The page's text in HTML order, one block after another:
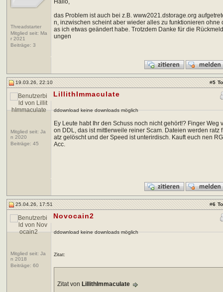
Threadstarter
Mitglied seit: Ma
r 2021
Beiträge: 3
das Problem ist auch bei z.B. www2021.dstorage.org
n, inzwischen scheint aber wieder alles zu funktionieren ohne
as ich etwas geändert habe. Trotzdem Danke für die
ungen
19.03.26, 22:10 #5
Mitglied seit: Ja
n 2020
Beiträge: 45
LillithImmaculate
ddownload keine downloads möglich
Ey Leute habt Ihr den Schuss noch nicht gehört!? Finger Weg
on DDL, das ist mittlerweile reiner Scam. Dateien werden ratz f
atz gelöscht und der Speed ist unterirdisch. Kauft euch nen RG
Acc.
25.04.26, 17:51 #6
Mitglied seit: Ja
n 2018
Beiträge: 60
Novocain2
ddownload keine downloads möglich
Zitat:
Zitat vonLillithImmaculate